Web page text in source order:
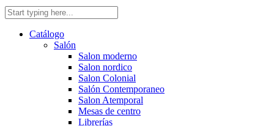
Catálogo
Salón
Salon moderno
Salon nordico
Salon Colonial
Salón Contemporaneo
Salon Atemporal
Mesas de centro
Librerías